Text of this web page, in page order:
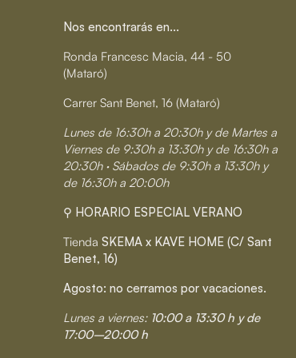
Nos encontrarás en...
Ronda Francesc Macia, 44 - 50
(Mataró)
Carrer Sant Benet, 16 (Mataró)
Lunes de 16:30h a 20:30h y de Martes a
Viernes de 9:30h a 13:30h y de 16:30h a
20:30h · Sábados de 9:30h a 13:30h y
de 16:30h a 20:00h
⚲ HORARIO ESPECIAL VERANO
Tienda SKEMA x KAVE HOME (C/ Sant
Benet, 16)
Agosto: no cerramos por vacaciones.
Lunes a viernes: 10:00 a 13:30 h y de
17:00–20:00 h